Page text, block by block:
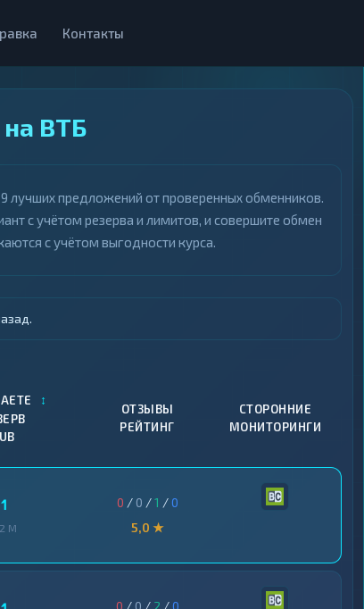
Контакты
ВТБ
лучших предложений от проверенных обменников.
с учётом резерва и лимитов, и совершите обмен
с учётом выгодности курса.
↕
ОТЗЫВЫ
РЕЙТИНГ
СТОРОННИЕ
МОНИТОРИНГИ
1
M
0 / 0 /1 /0
5,0 ★
0 / 0 / 2 /0